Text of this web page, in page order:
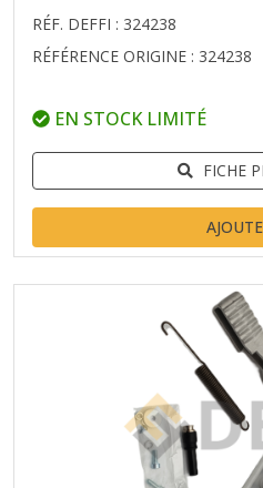
RÉF. DEFFI : 324238
RÉFÉRENCE ORIGINE : 324238
EN STOCK LIMITÉ
FICHE